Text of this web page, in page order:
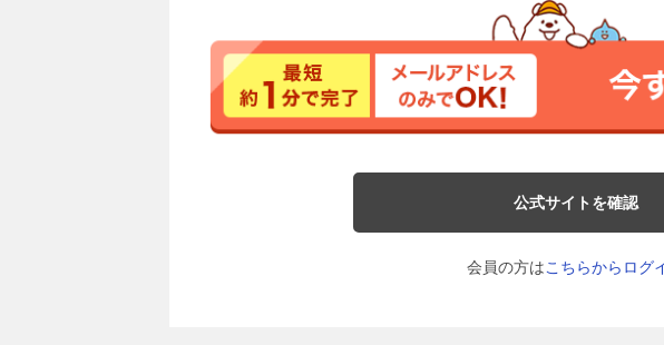
公式サイトを確認
会員の方はこちらからログ